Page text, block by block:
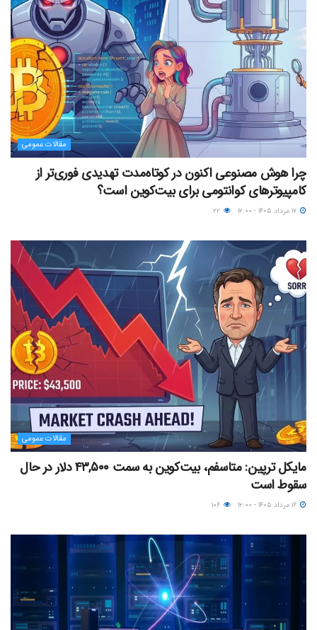
مقالات عمومی
چرا هوش مصنوعی اکنون در کوتاه‌مدت تهدیدی فوری‌تر از
کامپیوترهای کوانتومی برای بیت‌کوین است؟
مقالات عمومی
مایکل ترپین: متاسفم، بیت‌کوین به سمت ۴۳,۵۰۰ دلار در حال
سقوط است